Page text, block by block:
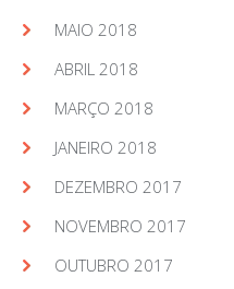
MAIO 2018
ABRIL 2018
MARÇO 2018
JANEIRO 2018
DEZEMBRO 2017
NOVEMBRO 2017
OUTUBRO 2017